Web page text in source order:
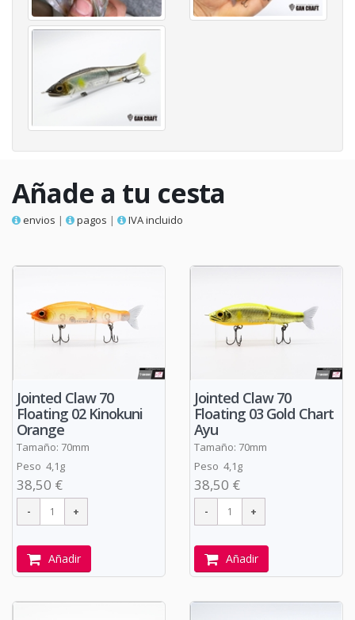
Añade a tu cesta
envios | pagos | IVA incluido
Jointed Claw 70
Floating 02 Kinokuni
Orange
Tamaño: 70mm
Peso 4,1g
38,50 €
Añadir
Jointed Claw 70
Floating 03 Gold Chart
Ayu
Tamaño: 70mm
Peso 4,1g
38,50 €
Añadir